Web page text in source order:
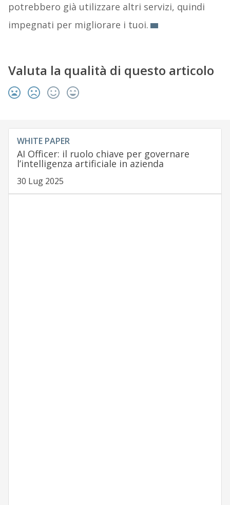
potrebbero già utilizzare altri servizi, quindi
impegnati per migliorare i tuoi.
Valuta la qualità di questo articolo
WHITE PAPER
AI Officer: il ruolo chiave per governare
l’intelligenza artificiale in azienda
30 Lug 2025